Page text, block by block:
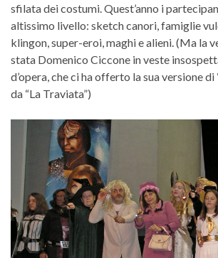
sfilata dei costumi. Quest’anno i
altissimo livello: sketch canori, famiglie
klingon, super-eroi, maghi e alieni. (Ma la
stata Domenico Ciccone in veste
d’opera, che ci ha offerto la sua versione di
da “La Traviata”)